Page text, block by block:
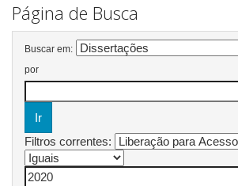
Página de Busca
Buscar em:
por
Filtros correntes: